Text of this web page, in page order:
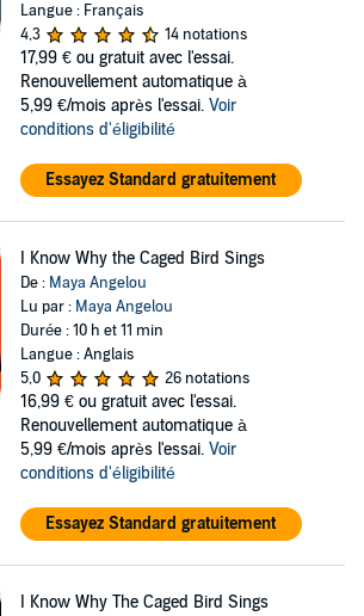
Langue : Français
4,3
14 notations
17,99 € ou gratuit avec l'essai.
Renouvellement automatique à
5,99 €/mois après l'essai. Voir
conditions d'éligibilité
Essayez Standard gratuitement
I Know Why the Caged Bird Sings
De : Maya Angelou
Lu par : Maya Angelou
Durée : 10 h et 11 min
Langue : Anglais
5,0
26 notations
16,99 € ou gratuit avec l'essai.
Renouvellement automatique à
5,99 €/mois après l'essai. Voir
conditions d'éligibilité
Essayez Standard gratuitement
I Know Why The Caged Bird Sings